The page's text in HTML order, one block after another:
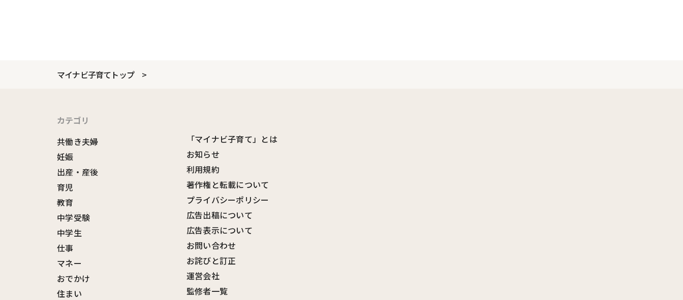
マイナビ子育てトップ
カテゴリ
共働き夫婦
妊娠
出産・産後
育児
教育
中学受験
中学生
仕事
マネー
おでかけ
住まい
「マイナビ子育て」とは
お知らせ
利用規約
著作権と転載について
プライバシーポリシー
広告出稿について
広告表示について
お問い合わせ
お詫びと訂正
運営会社
監修者一覧